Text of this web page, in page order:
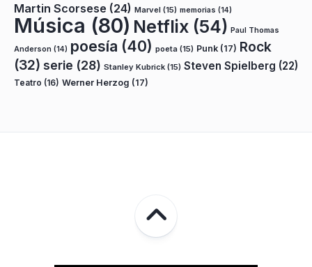
Martin Scorsese (24) Marvel (15) memorias (14)
Música (80) Netflix (54) Paul Thomas
Anderson (14) poesía (40) poeta (15) Punk (17) Rock
(32) serie (28) Stanley Kubrick (15) Steven Spielberg (22)
Teatro (16) Werner Herzog (17)